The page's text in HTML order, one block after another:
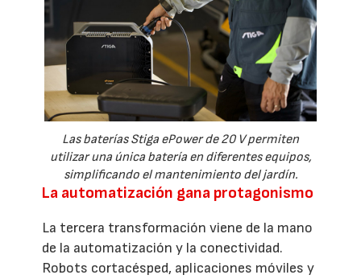
Las baterías Stiga ePower de 20 V permiten
utilizar una única batería en diferentes equipos,
simplificando el mantenimiento del jardín.
La automatización gana protagonismo
La tercera transformación viene de la mano
de la automatización y la conectividad.
Robots cortacésped, aplicaciones móviles y